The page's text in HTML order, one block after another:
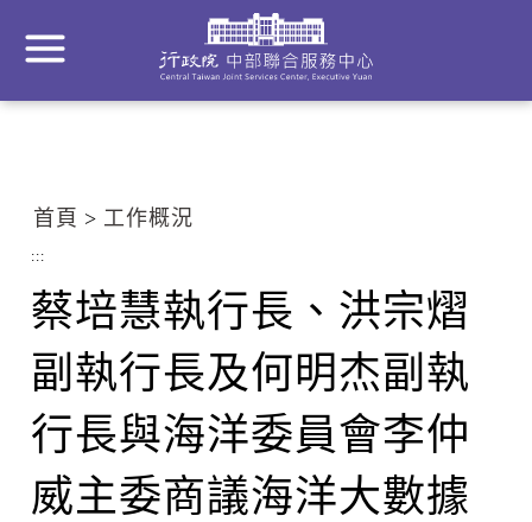
主
Center
block
首頁 工作概況
:::
蔡培慧執行長、洪宗熠
副執行長及何明杰副執
行長與海洋委員會李仲
威主委商議海洋大數據